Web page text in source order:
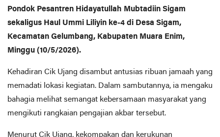
Pondok Pesantren Hidayatullah Mubtadiin Sigam
sekaligus Haul Ummi Liliyin ke-4 di Desa Sigam,
Kecamatan Gelumbang, Kabupaten Muara Enim,
Minggu (10/5/2026).
Kehadiran Cik Ujang disambut antusias ribuan jamaah yang
memadati lokasi kegiatan. Dalam sambutannya, ia mengaku
bahagia melihat semangat kebersamaan masyarakat yang
mengikuti rangkaian pengajian akbar tersebut.
Menurut Cik Ujang, kekompakan dan kerukunan